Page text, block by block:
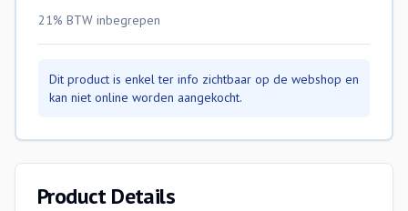
21% BTW inbegrepen
Dit product is enkel ter info zichtbaar op de webshop en
kan niet online worden aangekocht.
Product Details